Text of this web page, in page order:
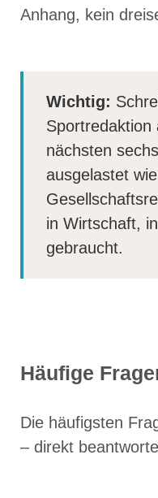
Anhang, kein
Wichtig:
Sportredaktion
nächsten
ausgelastet
in Wirtschaft,
gebraucht.
Häufige
Die häufigsten
– direkt